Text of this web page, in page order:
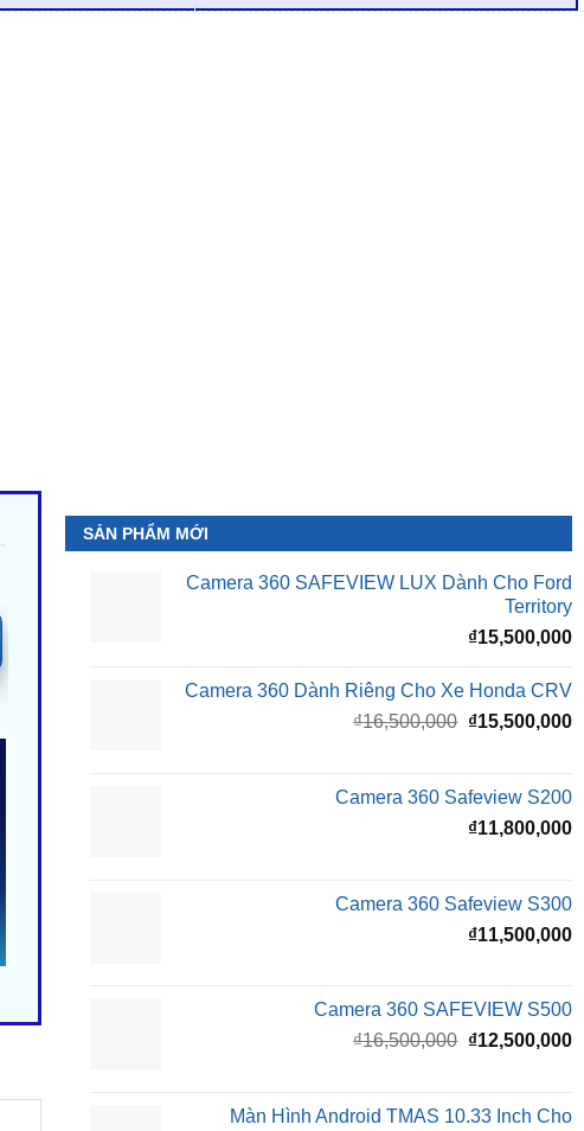
SẢN PHẨM MỚI
Camera 360 SAFEVIEW LUX Dành Cho Ford
Territory
₫15,500,000
Camera 360 Dành Riêng Cho Xe Honda CRV
₫16,500,000 Giá
₫16,500,000.
₫15,500,000
Camera 360 Safeview S200
₫11,800,000
Camera 360 Safeview S300
₫11,500,000
Camera 360 SAFEVIEW S500
₫16,500,000 Giá
₫16,500,000.
₫12,500,000
Màn Hình Android TMAS 10.33 Inch Cho